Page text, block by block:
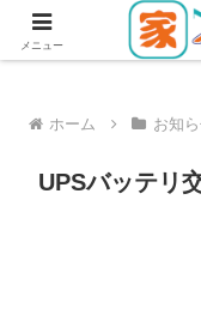
無料・無
ホーム お知
UPSバッテリ
メニュー